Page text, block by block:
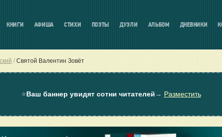
КНИГИ АФИША СТИХИ ПОЭТЫ ДУЭЛИ АЛЬБОМ ДНЕВНИКИ
Святой Валентин Зовёт
⭐Ваш баннер увидят сотни читателей → Разместить